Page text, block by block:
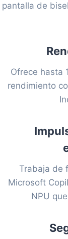
pantalla de
Ofrece hasta
rendimiento
Trabaja de
Microsoft
NPU